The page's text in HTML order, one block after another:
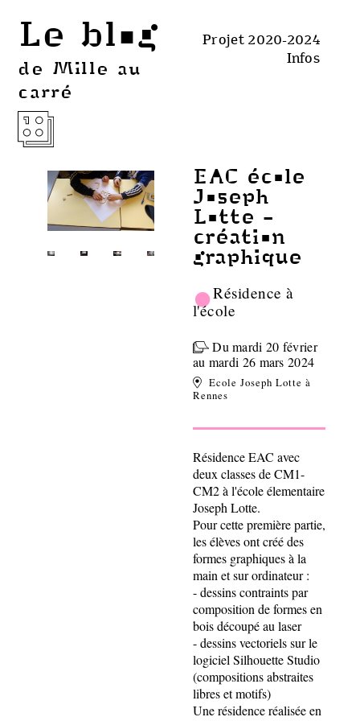
Le blog
de Mille au
carré
Projet 2020-2024
Infos
EAC école
Joseph
Lotte -
création
graphique
• Résidence à
l'école
Du mardi 20 février
au mardi 26 mars 2024
Ecole Joseph Lotte à
Rennes
Résidence EAC avec
deux classes de CM1-
CM2 à l'école élementaire
Joseph Lotte.
Pour cette première partie,
les élèves ont créé des
formes graphiques à la
main et sur ordinateur :
- dessins contraints par
composition de formes en
bois découpé au laser
- dessins vectoriels sur le
logiciel Silhouette Studio
(compositions abstraites
libres et motifs)
Une résidence réalisée en